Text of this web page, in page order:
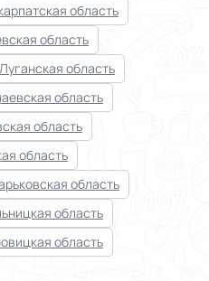
область
область
Луганская область
область
область
область
область
область
область